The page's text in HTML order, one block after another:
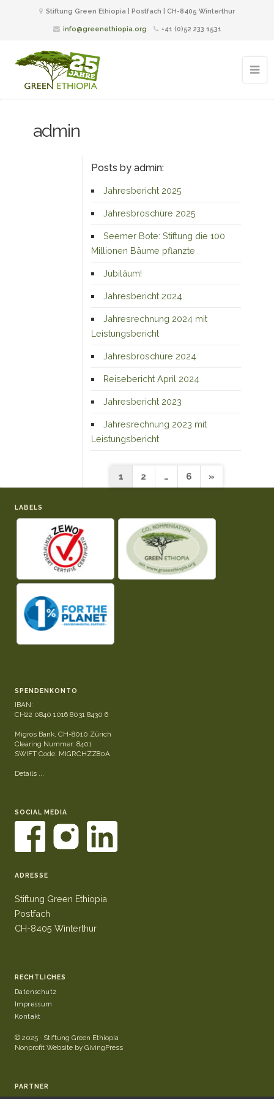
Stiftung Green Ethiopia | Postfach | CH-8405 Winterthur
info@greenethiopia.org +41 (0)52 233 1531
admin
Posts by admin:
Jahresbericht 2025
Jahresbroschüre 2025
Seemer Bote: Stiftung die 100
Millionen Bäume pflanzte
Jubiläum!
Jahresbericht 2024
Jahresrechnung 2024 mit
Leistungsbericht
Jahresbroschüre 2024
Reisebericht April 2024
Jahresbericht 2023
Jahresrechnung 2023 mit
Leistungsbericht
Seitennummerierung
Beiträge
1 2 … 6 »
LABELS
SPENDENKONTO
IBAN:
CH22 0840 1016 8031 8430 6
Migros Bank, CH-8010 Zürich
Clearing Nummer: 8401
SWIFT Code: MIGRCHZZ80A
Details ...
SOCIAL MEDIA
ADRESSE
Stiftung Green Ethiopia
Postfach
CH-8405 Winterthur
RECHTLICHES
Datenschutz
Impressum
Kontakt
© 2025 · Stiftung Green Ethiopia
Nonprofit Website by GivingPress
PARTNER